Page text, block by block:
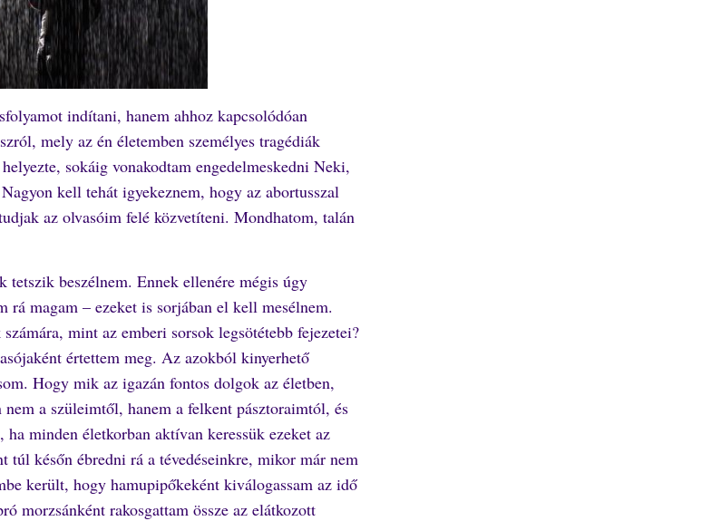
indítani, hanem ahhoz kapcsolódóan
mely az én életemben személyes tragédiák
sokáig vonakodtam engedelmeskedni Neki,
kell tehát igyekeznem, hogy az abortusszal
az olvasóim felé közvetíteni. Mondhatom, talán
tetszik beszélnem. Ennek ellenére mégis úgy
magam – ezeket is sorjában el kell mesélnem.
mint az emberi sorsok legsötétebb fejezetei?
értettem meg. Az azokból kinyerhető
Hogy mik az igazán fontos dolgok az életben,
a szüleimtől, hanem a felkent pásztoraimtól, és
minden életkorban aktívan keressük ezeket az
későn ébredni rá a tévedéseinkre, mikor már nem
került, hogy hamupipőkeként kiválogassam az idő
morzsánként rakosgattam össze az elátkozott